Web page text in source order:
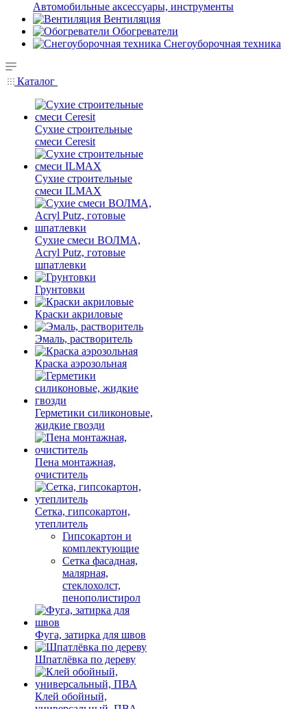
Автомобильные аксессуары, инструменты
Вентиляция
Обогреватели
Снегоуборочная техника
Каталог
Сухие строительные
смеси Ceresit
Сухие строительные
смеси ILMAX
Сухие смеси ВОЛМА,
Acryl Putz, готовые
шпатлевки
Грунтовки
Краски акриловые
Эмаль, растворитель
Краска аэрозольная
Герметики силиконовые,
жидкие гвозди
Пена монтажная,
очиститель
Сетка, гипсокартон,
утеплитель
Гипсокартон и
комплектующие
Сетка фасадная,
малярная,
стеклохолст,
пенополистирол
Фуга, затирка для швов
Шпатлёвка по дереву
Клей обойный,